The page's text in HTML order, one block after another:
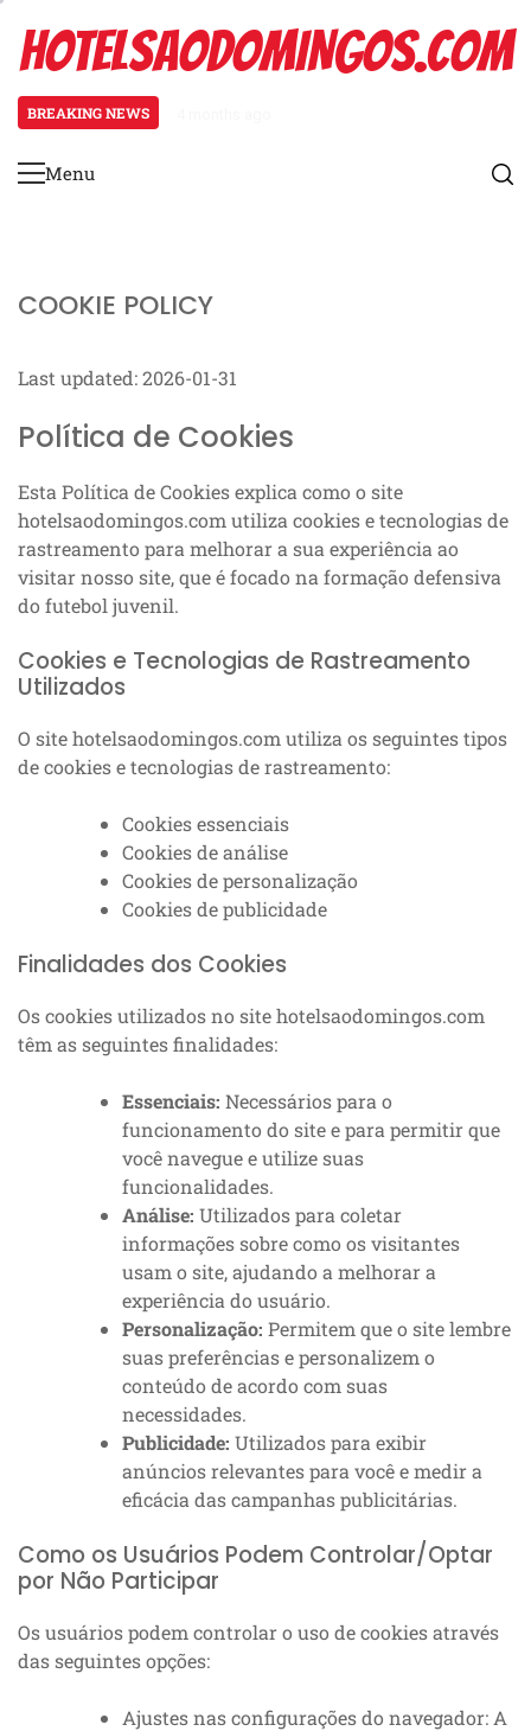
content
HOTELSAODOMINGOS.COM
BREAKING NEWS
Primary
Menu
COOKIE POLICY
Last updated: 2026-01-31
Política de Cookies
Esta Política de Cookies explica como o site
hotelsaodomingos.com utiliza cookies e tecnologias de
rastreamento para melhorar a sua experiência ao
visitar nosso site, que é focado na formação defensiva
do futebol juvenil.
Cookies e Tecnologias de Rastreamento
Utilizados
O site hotelsaodomingos.com utiliza os seguintes tipos
de cookies e tecnologias de rastreamento:
Cookies essenciais
Cookies de análise
Cookies de personalização
Cookies de publicidade
Finalidades dos Cookies
Os cookies utilizados no site hotelsaodomingos.com
têm as seguintes finalidades:
Essenciais: Necessários para o
funcionamento do site e para permitir que
você navegue e utilize suas
funcionalidades.
Análise: Utilizados para coletar
informações sobre como os visitantes
usam o site, ajudando a melhorar a
experiência do usuário.
Personalização: Permitem que o site lembre
suas preferências e personalizem o
conteúdo de acordo com suas
necessidades.
Publicidade: Utilizados para exibir
anúncios relevantes para você e medir a
eficácia das campanhas publicitárias.
Como os Usuários Podem Controlar/Optar
por Não Participar
Os usuários podem controlar o uso de cookies através
das seguintes opções:
Ajustes nas configurações do navegador: A